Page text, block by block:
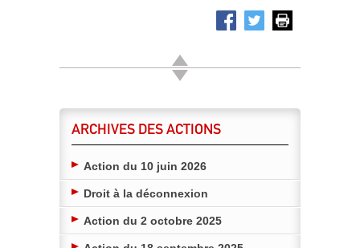
ARCHIVES DES ACTIONS
Action du 10 juin 2026
Droit à la déconnexion
Action du 2 octobre 2025